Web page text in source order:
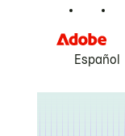
Español